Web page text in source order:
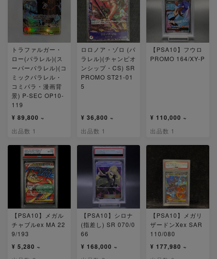
トラファルガー・
ロー(パラレル)(ス
ーパーパラレル)(コ
ミックパラレル・
コミパラ・漫画背
景) P-SEC OP10-
119
¥ 89,800 ~
出品数 1
ロロノア・ゾロ (パ
ラレル)(チャンピオ
ンシップ・CS) SR
PROMO ST21-01
5
¥ 36,800 ~
出品数 1
【PSA10】フウロ
PROMO 164/XY-P
¥ 110,000 ~
出品数 1
【PSA10】メガル
チャブルex MA 22
9/193
¥ 5,280 ~
【PSA10】シロナ
(指差し) SR 070/0
66
¥ 168,000 ~
【PSA10】メガリ
ザードンXex SAR
110/080
¥ 177,980 ~